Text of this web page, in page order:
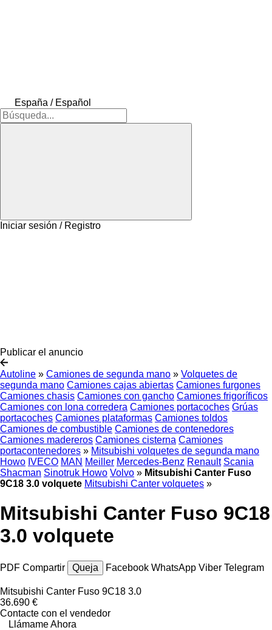
España / Español
Iniciar sesión / Registro
Publicar el anuncio
Autoline » Camiones de segunda mano » Volquetes de
segunda mano Camiones cajas abiertas Camiones furgones
Camiones chasis Camiones con gancho Camiones frigoríficos
Camiones con lona corredera Camiones portacoches Grúas
portacoches Camiones plataformas Camiones toldos
Camiones de combustible Camiones de contenedores
Camiones madereros Camiones cisterna Camiones
portacontenedores » Mitsubishi volquetes de segunda mano
Howo IVECO MAN Meiller Mercedes-Benz Renault Scania
Shacman Sinotruk Howo Volvo » Mitsubishi Canter Fuso
9C18 3.0 volquete Mitsubishi Canter volquetes »
Mitsubishi Canter Fuso 9C18
3.0 volquete
PDF Compartir Queja Facebook WhatsApp Viber Telegram
Mitsubishi Canter Fuso 9C18 3.0
36.690 €
Contacte con el vendedor
Llámame Ahora